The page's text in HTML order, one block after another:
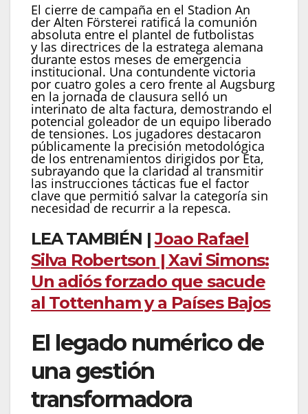
El cierre de campaña en el Stadion An
der Alten Försterei ratificá la comunión
absoluta entre el plantel de futbolistas
y las directrices de la estratega alemana
durante estos meses de emergencia
institucional. Una contundente victoria
por cuatro goles a cero frente al Augsburg
en la jornada de clausura selló un
interinato de alta factura, demostrando el
potencial goleador de un equipo liberado
de tensiones. Los jugadores destacaron
públicamente la precisión metodológica
de los entrenamientos dirigidos por Eta,
subrayando que la claridad al transmitir
las instrucciones tácticas fue el factor
clave que permitió salvar la categoría sin
necesidad de recurrir a la repesca.
LEA TAMBIÉN |Joao Rafael
Silva Robertson | Xavi Simons:
Un adiós forzado que sacude
al Tottenham y a Países Bajos
El legado numérico de
una gestión
transformadora